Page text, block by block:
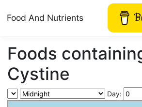
Food And Nutrients
Foods
Cystine
Day: